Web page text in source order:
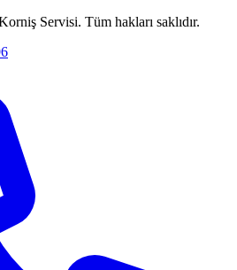
Servisi. Tüm hakları saklıdır.